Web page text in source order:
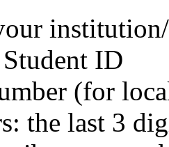
ID
(for
the last 3